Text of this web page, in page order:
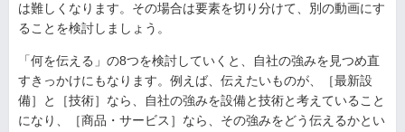
は難しくなります。その場合は要素を切り分けて、別の動画にす
ることを検討しましょう。
「何を伝える」の8つを検討していくと、自社の強みを見つめ直
すきっかけにもなります。例えば、伝えたいものが、［最新設
備］と［技術］なら、自社の強みを設備と技術と考えていること
になり、［商品・サービス］なら、その強みをどう伝えるかとい